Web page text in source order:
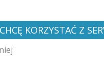
Z INNYCH
CHCĘ KORZYSTAĆ Z